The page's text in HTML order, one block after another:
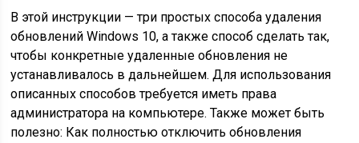
В этой инструкции — три простых способа удаления
обновлений Windows 10, а также способ сделать так,
чтобы конкретные удаленные обновления не
устанавливалось в дальнейшем. Для использования
описанных способов требуется иметь права
администратора на компьютере. Также может быть
полезно: Как полностью отключить обновления